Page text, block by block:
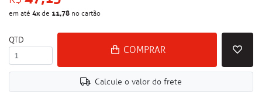
em até 4x de 11,78 no cartão
QTD
COMPRAR
Calcule o valor do frete